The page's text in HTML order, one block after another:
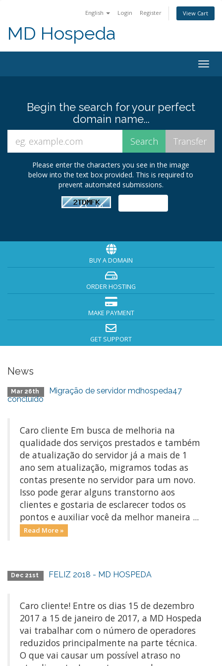
English Login Register View Cart
MD Hospeda
Begin the search for your perfect
domain name...
Please enter the characters you see in the image
below into the text box provided. This is required to
prevent automated submissions.
BUY A DOMAIN
ORDER HOSTING
MAKE PAYMENT
GET SUPPORT
News
Mar 26th
Migração de servidor mdhospeda47
concluído
Caro cliente Em busca de melhoria na
qualidade dos serviços prestados e também
de atualização do servidor já a mais de 1
ano sem atualização, migramos todas as
contas presente no servidor para um novo.
Isso pode gerar alguns transtorno aos
clientes e gostaria de esclarecer todos os
pontos e auxiliar você da melhor maneira ...
Read More »
Dec 21st FELIZ 2018 - MD HOSPEDA
Caro cliente! Entre os dias 15 de dezembro
2017 a 15 de janeiro de 2017, a MD Hospeda
vai trabalhar com o número de operadores
reduzidos principalmente na parte técnica.
O que vai causar um possível atraso no